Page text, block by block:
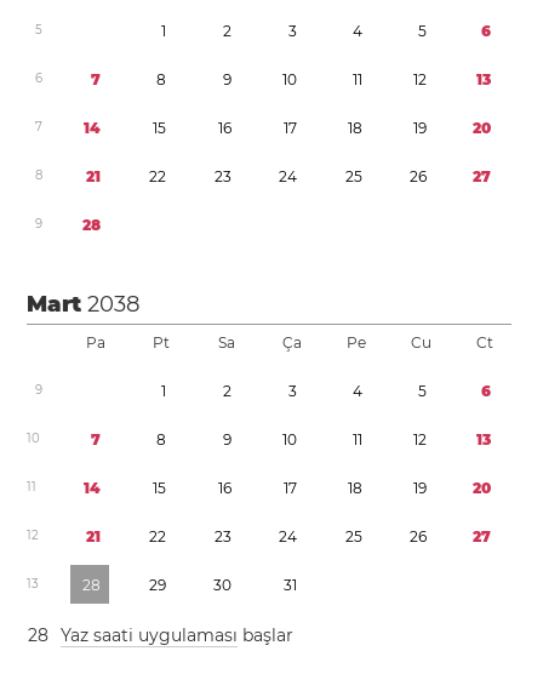
5 1 2 3 4 5 6
6 7 8 9 10 11 12 13
7 14 15 16 17 18 19 20
8 21 22 23 24 25 26 27
9 28
Mart2038
Pa Pt Sa Ça Pe Cu Ct
9 1 2 3 4 5 6
10 7 8 9 10 11 12 13
11 14 15 16 17 18 19 20
12 21 22 23 24 25 26 27
13 28 29 30 31
28 Yaz saati uygulaması başlar